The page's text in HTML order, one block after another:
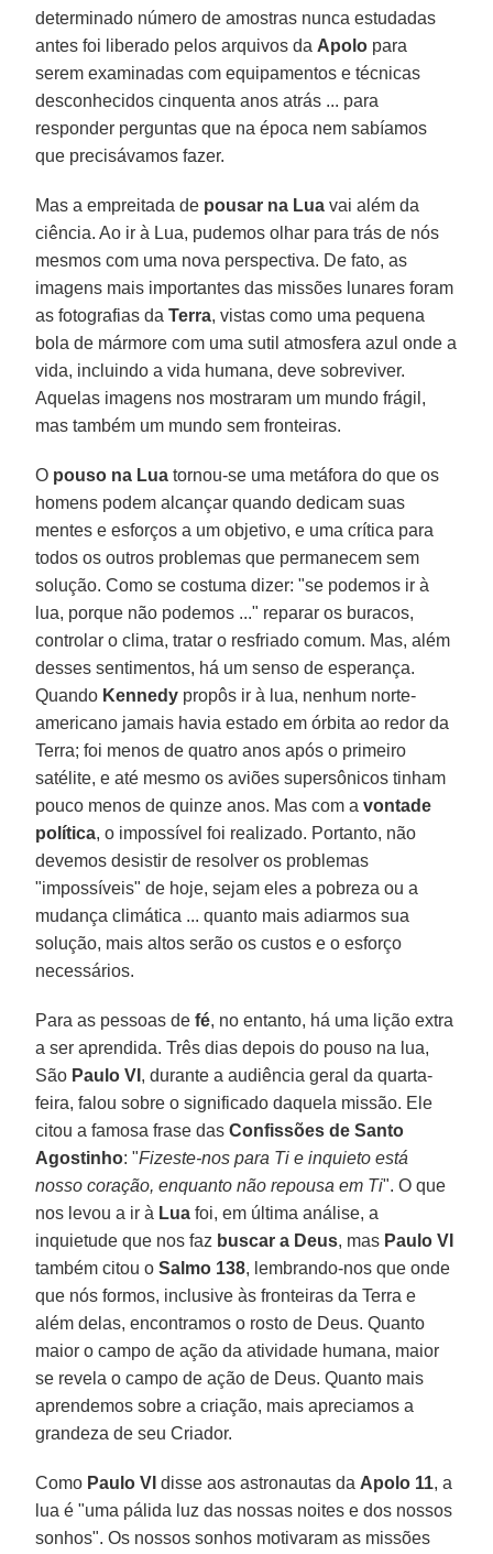
determinado número de amostras nunca estudadas
antes foi liberado pelos arquivos da Apolo para
serem examinadas com equipamentos e técnicas
desconhecidos cinquenta anos atrás ... para
responder perguntas que na época nem sabíamos
que precisávamos fazer.
Mas a empreitada de pousar na Lua vai além da
ciência. Ao ir à Lua, pudemos olhar para trás de nós
mesmos com uma nova perspectiva. De fato, as
imagens mais importantes das missões lunares foram
as fotografias daTerra, vistas como uma pequena
bola de mármore com uma sutil atmosfera azul onde a
vida, incluindo a vida humana, deve sobreviver.
Aquelas imagens nos mostraram um mundo frágil,
mas também um mundo sem fronteiras.
O pouso na Lua tornou-se uma metáfora do que os
homens podem alcançar quando dedicam suas
mentes e esforços a um objetivo, e uma crítica para
todos os outros problemas que permanecem sem
solução. Como se costuma dizer: "se podemos ir à
lua, porque não podemos ..." reparar os buracos,
controlar o clima, tratar o resfriado comum. Mas, além
desses sentimentos, há um senso de esperança.
Quando Kennedy propôs ir à lua, nenhum norte-
americano jamais havia estado em órbita ao redor da
Terra; foi menos de quatro anos após o primeiro
satélite, e até mesmo os aviões supersônicos tinham
pouco menos de quinze anos. Mas com avontade
política, o impossível foi realizado. Portanto, não
devemos desistir de resolver os problemas
"impossíveis" de hoje, sejam eles a pobreza ou a
mudança climática ... quanto mais adiarmos sua
solução, mais altos serão os custos e o esforço
necessários.
Para as pessoas defé, no entanto, há uma lição extra
a ser aprendida. Três dias depois do pouso na lua,
São Paulo VI , durante a audiência geral da quarta-
feira, falou sobre o significado daquela missão. Ele
citou a famosa frase das Confissões de Santo
Agostinho: "Fizeste-nos para Ti e inquieto está
nosso coração, enquanto não repousa em Ti". O que
nos levou a ir à Lua foi, em última análise, a
inquietude que nos faz buscar a Deus, mas Paulo VI
também citou oSalmo 138, lembrando-nos que onde
que nós formos, inclusive às fronteiras da Terra e
além delas, encontramos o rosto de Deus. Quanto
maior o campo de ação da atividade humana, maior
se revela o campo de ação de Deus. Quanto mais
aprendemos sobre a criação, mais apreciamos a
grandeza de seu Criador.
Como Paulo VI disse aos astronautas da Apolo 11, a
lua é "uma pálida luz das nossas noites e dos nossos
sonhos". Os nossos sonhos motivaram as missões